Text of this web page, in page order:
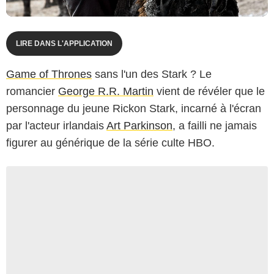
LIRE DANS L'APPLICATION
Game of Thrones sans l'un des Stark ? Le
romancier George R.R. Martin vient de révéler que le
personnage du jeune Rickon Stark, incarné à l'écran
par l'acteur irlandais Art Parkinson, a failli ne jamais
figurer au générique de la série culte HBO.